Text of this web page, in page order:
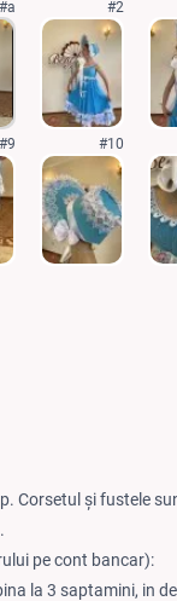
#a #2
#9 #10
Corsetul și fustele
pe cont bancar):
la 3 saptamini, in